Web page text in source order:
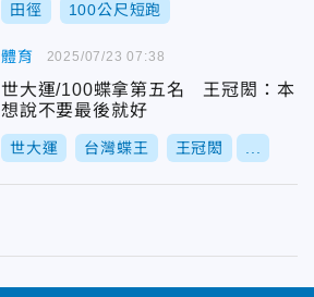
田徑 100公尺短跑
體育
世大運/100蝶拿第五名 王冠閎：本
想說不要最後就好
世大運 台灣蝶王 王冠閎
2025/07/23 07:38